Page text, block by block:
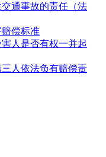
通事故的责任（法
赔偿标准
人是否有权一并起
人依法负有赔偿责